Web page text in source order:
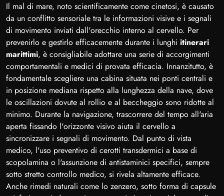
Il mal di mare, noto scientificamente come cinetosi, è causato
da un conflitto sensoriale tra le informazioni visive e i segnali
di movimento inviati dall'orecchio interno al cervello. Per
prevenirlo e gestirlo efficacemente durante i lunghi itinerari
marittimi, è consigliabile adottare una serie di accorgimenti
comportamentali e medici di provata efficacia. Innanzitutto, è
fondamentale scegliere una cabina situata nei ponti centrali e
in posizione mediana rispetto alla lunghezza della nave, dove
le oscillazioni dovute al rollio e al beccheggio sono ridotte al
minimo. Durante la navigazione, trascorrere del tempo all'aria
aperta fissando l'orizzonte visivo aiuta il cervello a
sincronizzare i segnali di movimento. Dal punto di vista
medico, l'uso preventivo di cerotti transdermici a base di
scopolamina o l'assunzione di antistaminici specifici, sempre
sotto stretto controllo medico, si rivela altamente efficace.
Anche rimedi naturali come lo zenzero, sotto forma di capsule